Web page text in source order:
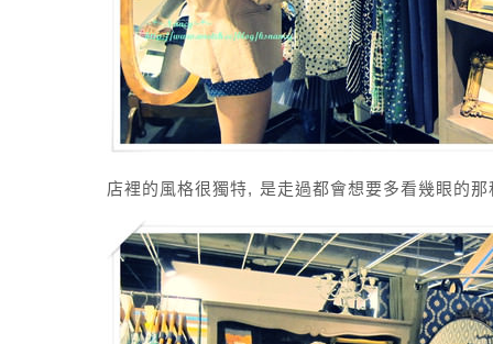
店裡的風格很獨特, 是走過都會想要多看幾眼的那